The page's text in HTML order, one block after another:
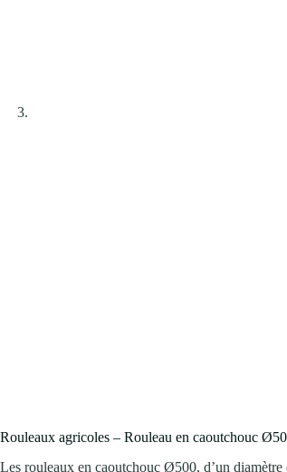
Rouleaux agricoles – Rouleau en caoutchouc
Les rouleaux en caoutchouc Ø500, d’un